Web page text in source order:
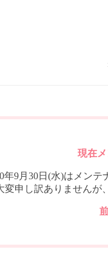
現在メ
年9月30日(水)はメン
変申し訳ありませんが